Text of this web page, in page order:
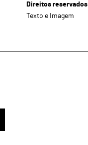
Direitos reservados
Texto e Imagem